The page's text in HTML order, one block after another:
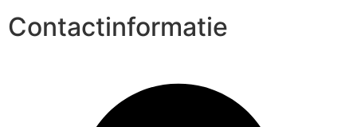
Contactinformatie